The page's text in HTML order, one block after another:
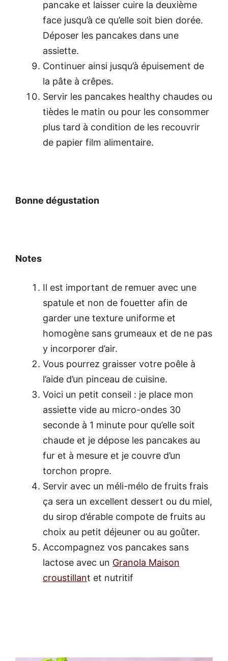
pancake et laisser cuire la deuxième
face jusqu’à ce qu’elle soit bien dorée.
Déposer les pancakes dans une
assiette.
Continuer ainsi jusqu’à épuisement de
la pâte à crêpes.
Servir les pancakes healthy chaudes ou
tièdes le matin ou pour les consommer
plus tard à condition de les recouvrir
de papier film alimentaire.
Bonne dégustation
Notes
Il est important de remuer avec une
spatule et non de fouetter afin de
garder une texture uniforme et
homogène sans grumeaux et de ne pas
y incorporer d’air.
Vous pourrez graisser votre poêle à
l’aide d’un pinceau de cuisine.
Voici un petit conseil : je place mon
assiette vide au micro-ondes 30
seconde à 1 minute pour qu’elle soit
chaude et je dépose les pancakes au
fur et à mesure et je couvre d’un
torchon propre.
Servir avec un méli-mélo de fruits frais
ça sera un excellent dessert ou du miel,
du sirop d’érable compote de fruits au
choix au petit déjeuner ou au goûter.
Accompagnez vos pancakes sans
lactose avec un Granola Maison
croustillant et nutritif